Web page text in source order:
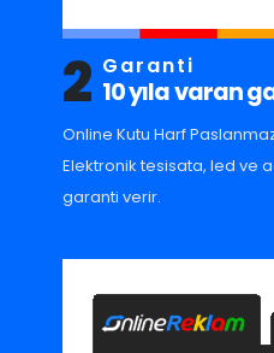
2 Garanti
10 yıla varan
Online Kutu Harf
Elektronik tesisata, led ve
garanti verir.